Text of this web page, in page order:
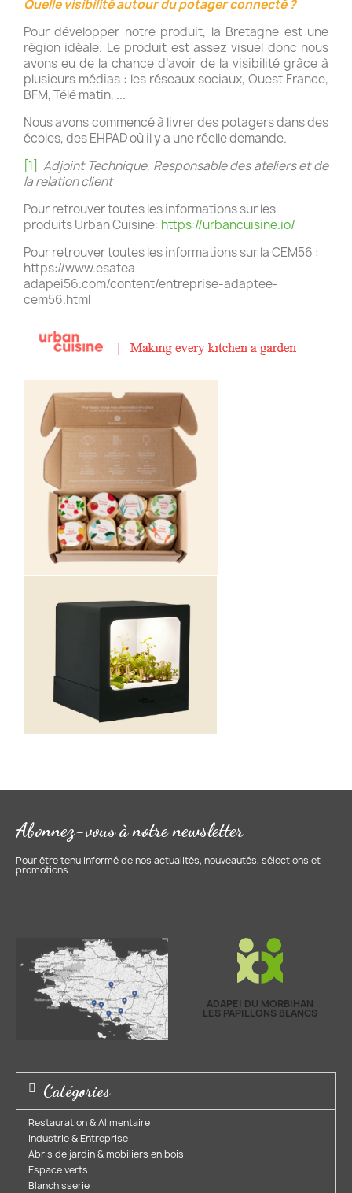
Quelle visibilité autour du potager connecté ?
Pour développer notre produit, la Bretagne est une
région idéale. Le produit est assez visuel donc nous
avons eu de la chance d’avoir de la visibilité grâce à
plusieurs médias : les réseaux sociaux, Ouest France,
BFM, Télé matin, ...
Nous avons commencé à livrer des potagers dans des
écoles, des EHPAD où il y a une réelle demande.
[1]
Adjoint Technique, Responsable des ateliers et de
la relation client
Pour retrouver toutes les informations sur les
produits Urban Cuisine: https://urbancuisine.io/
Pour retrouver toutes les informations sur la CEM56 :
https://www.esatea-
adapei56.com/content/entreprise-adaptee-
cem56.html
Abonnez-vous à notre newsletter
Pour être tenu informé de nos actualités, nouveautés, sélections et
promotions.
ADAPEI DU MORBIHAN
LES PAPILLONS BLANCS
Catégories
Restauration & Alimentaire
Industrie & Entreprise​
Abris de jardin & mobiliers en bois​
Espace verts​
Blanchisserie​